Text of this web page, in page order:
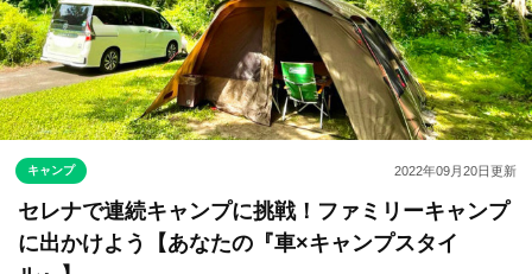
キャンプ 2022年09月20日更新
セレナで連続キャンプに挑戦！ファミリーキャンプ
に出かけよう【あなたの『車×キャンプスタイ